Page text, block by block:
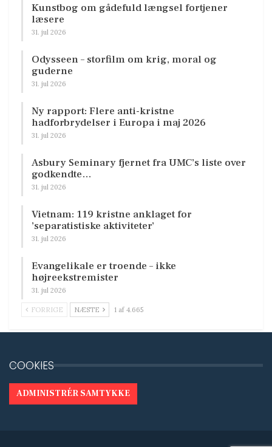
Kunstbog om gådefuld længsel fortjener
læsere
31. jul 2026
Odysseen – storfilm om krig, moral og
guderne
31. jul 2026
Ny rapport: Flere anti-kristne
hadforbrydelser i Europa i maj 2026
31. jul 2026
Asbury Seminary fjernet fra UMC’s liste over
godkendte…
31. jul 2026
Vietnam: 119 kristne anklaget for
’separatistiske aktiviteter’
31. jul 2026
Evangelikale er troende – ikke
højreekstremister
31. jul 2026
FORRIGE NÆSTE 1 af 4.665
COOKIES
ADMINISTRÉR SAMTYKKE